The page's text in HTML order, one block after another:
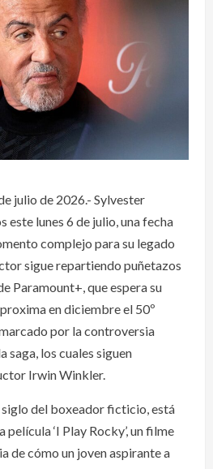
julio de 2026.- Sylvester
este lunes 6 de julio, una fecha
complejo para su legado
sigue repartiendo puñetazos
Paramount+, que espera su
en diciembre el 50º
marcado por la controversia
saga, los cuales siguen
Irwin Winkler.
del boxeador ficticio, está
‘I Play Rocky’, un filme
de cómo un joven aspirante a